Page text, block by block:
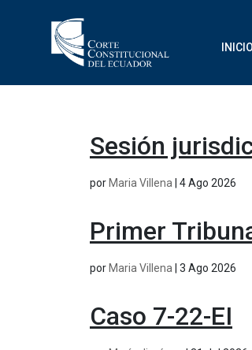
INICIO
Sesión
por Maria Villena 4 Ago 2026
Primer
por Maria Villena 3 Ago 2026
Caso 7-22-EI